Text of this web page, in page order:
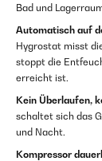
Bad und
Automatisch auf
Hygrostat misst
stoppt die
erreicht ist.
Kein Überlaufen,
schaltet sich das
und Nacht.
Kompressor